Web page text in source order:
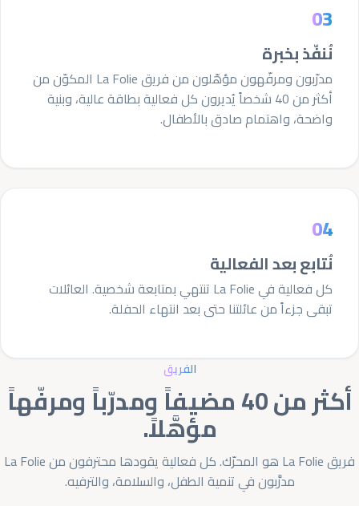
03
نُنفّذ بخبرة
مدرّبون ومرفّهون مؤهّلون من فريق La Folie المكوّن من
أكثر من 40 شخصاً يُديرون كل فعالية بطاقة عالية، وبنية
واضحة، واهتمام صادق بالأطفال.
04
نُتابع بعد الفعالية
كل فعالية في La Folie تنتهي بمتابعة شخصية. العائلات
تبقى جزءاً من عائلتنا حتى بعد انتهاء الحفلة.
الفريق
أكثر من 40 مضيفاً ومدرّباً ومرفّهاً
مؤهَّلاً.
فريق La Folie هو المحرّك. كل فعالية يقودها محترفون من La Folie
مدرَّبون في تنمية الطفل، والسلامة، والترفيه.